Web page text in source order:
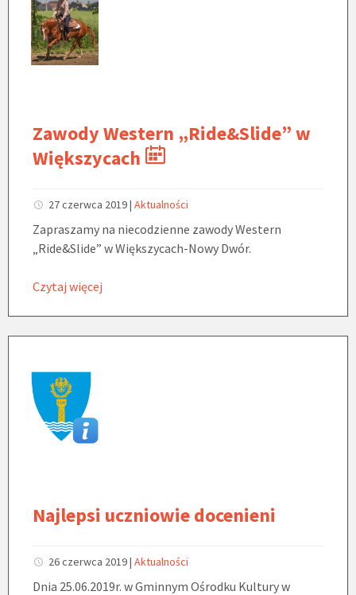
Zawody Western „Ride&Slide” w
Większycach
27 czerwca 2019| Aktualności
Zapraszamy na niecodzienne zawody Western
„Ride&Slide” w Większycach-Nowy Dwór.
Czytaj więcej
Najlepsi uczniowie docenieni
26 czerwca 2019| Aktualności
Dnia 25.06.2019r. w Gminnym Ośrodku Kultury w